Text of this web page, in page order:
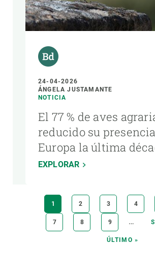
24-04-2026
ÁNGELA JUSTAMANTE
NOTICIA
El 77 % de aves
reducido su
Europa la última
EXPLORAR
PaginaciónPÁGINA
ACTUAL
1 PÁGINA
2 PÁGINA
3 4
PÁGINA
7 PÁGINA
8 PÁGINA
9 …
ÚLTIMA
ÚLTIMO »